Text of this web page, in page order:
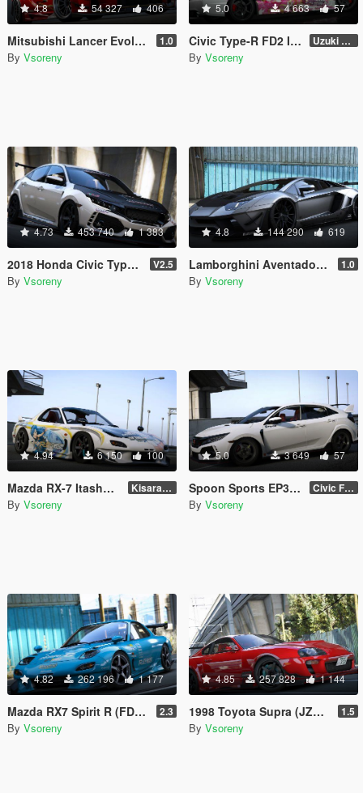
4.8 54 327 406
Mitsubishi Lancer Evolution X (CZ4A) (Varis | Team Orange) [Add-On | Template] 1.0
By Vsoreny
5.0 4 663 57
Civic Type-R FD2 Itasha Livery Uzuki Shimamura [4K]
By Vsoreny
4.73 453 740 1 383
2018 Honda Civic Type-R (FK8) [Add-On | RHD | Template] V2.5
By Vsoreny
4.8 144 290 619
Lamborghini Aventador LP700-4 LibertyWalk [Add-On | Tuning | Template] 1.0
By Vsoreny
4.94 6 150 100
Mazda RX-7 Itasha Livery Kisaragi Chihaya
By Vsoreny
5.0 3 649 57
Spoon Sports EP3 / FK8 Paintjobs Civic FK8
By Vsoreny
4.82 262 196 1 177
Mazda RX7 Spirit R (FD3S) [Add-On | Tuning Re-Amemiya | Pandem | Eurou | Template] 2.3
By Vsoreny
4.85 257 828 1 144
1998 Toyota Supra (JZA80) [Add-On | Tuning | TRD | Varis-Ridox | Template] 1.5
By Vsoreny